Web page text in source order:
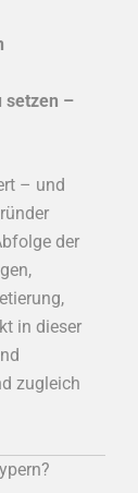
setzen –
– und
der
in dieser
zugleich